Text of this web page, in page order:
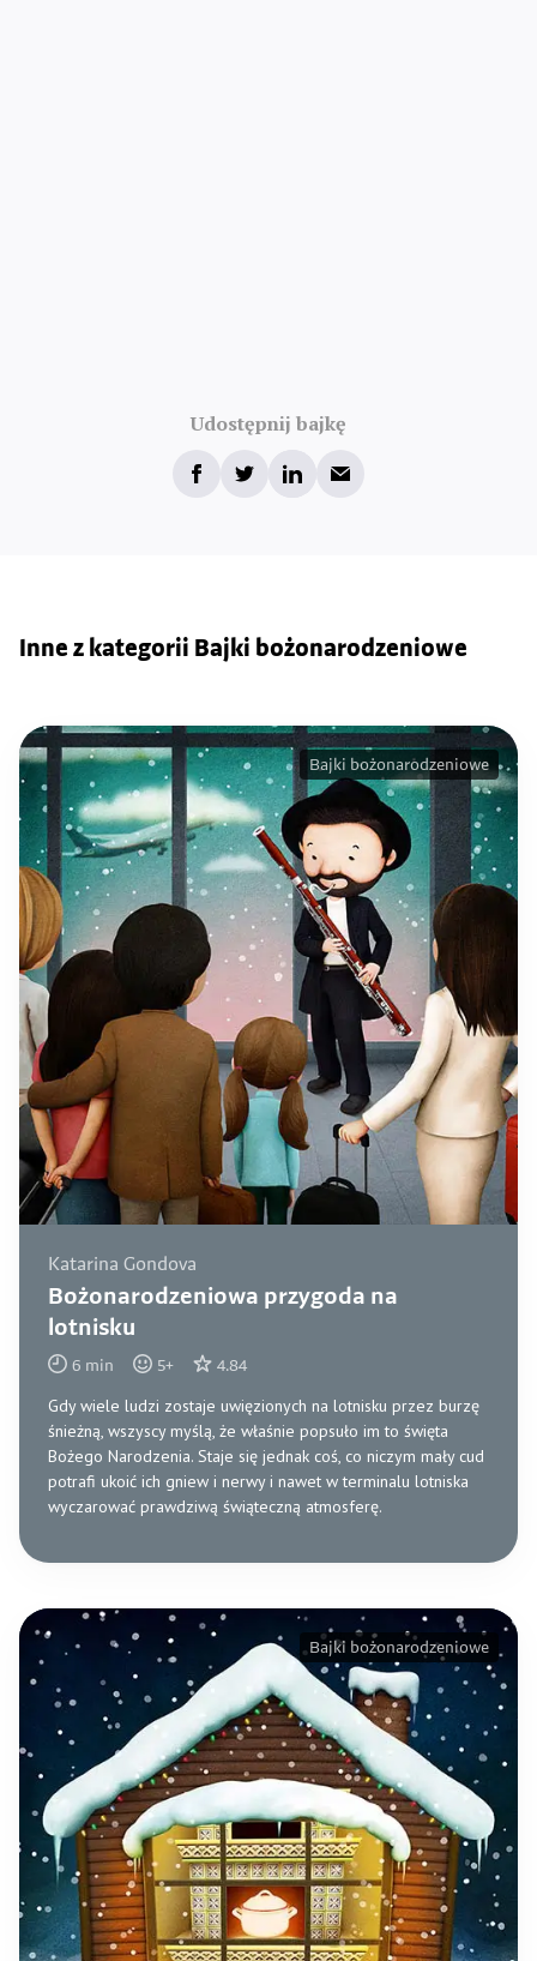
Udostępnij bajkę
Inne z kategorii Bajki bożonarodzeniowe
Bajki bożonarodzeniowe
Katarina Gondova
Bożonarodzeniowa przygoda na
lotnisku
6 min 5+ 4.84
Gdy wiele ludzi zostaje uwięzionych na lotnisku przez burzę
śnieżną, wszyscy myślą, że właśnie popsuło im to święta
Bożego Narodzenia. Staje się jednak coś, co niczym mały cud
potrafi ukoić ich gniew i nerwy i nawet w terminalu lotniska
wyczarować prawdziwą świąteczną atmosferę.
Bajki bożonarodzeniowe